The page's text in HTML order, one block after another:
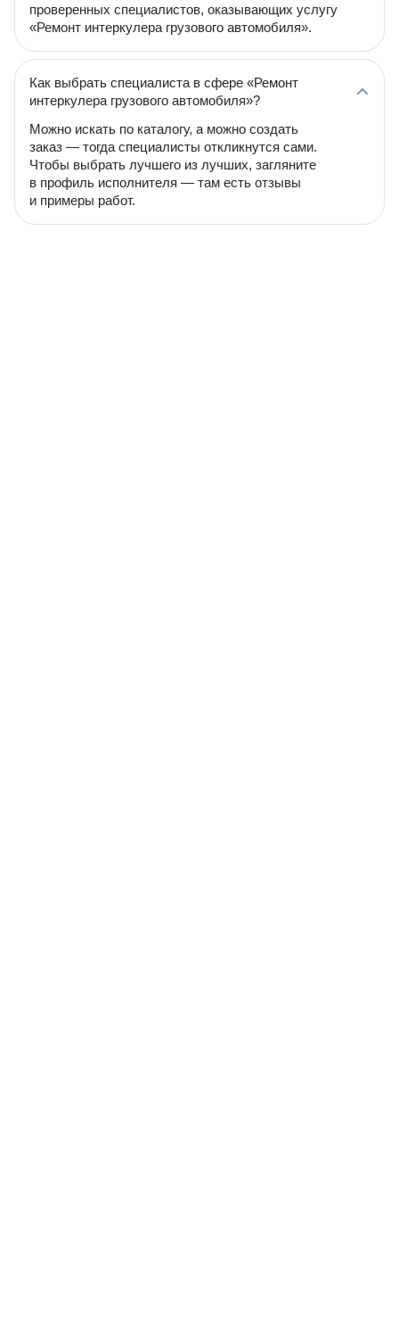
проверенных специалистов, оказывающих услугу
«Ремонт интеркулера грузового автомобиля».
Как выбрать специалиста в сфере «Ремонт
интеркулера грузового автомобиля»?
Можно искать по каталогу, а можно создать
заказ — тогда специалисты откликнутся сами.
Чтобы выбрать лучшего из лучших, загляните
в профиль исполнителя — там есть отзывы
и примеры работ.